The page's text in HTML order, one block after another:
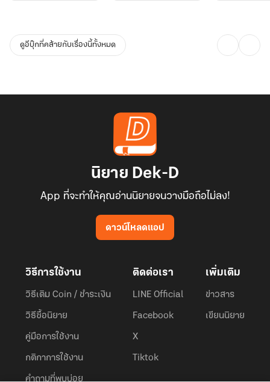
ดูอีบุ๊กที่คล้ายกับเรื่องนี้ทั้งหมด
นิยาย Dek-D
App ที่จะทำให้คุณอ่านนิยายจนวางมือถือไม่ลง!
ดาวน์โหลดแอป
วิธีการใช้งาน
วิธีเติม Coin / ชำระเงิน
วิธีซื้อนิยาย
คู่มือการใช้งาน
กติกาการใช้งาน
คำถามที่พบบ่อย
ติดต่อเรา
LINE Official
Facebook
X
Tiktok
เพิ่มเติม
ข่าวสาร
เขียนนิยาย